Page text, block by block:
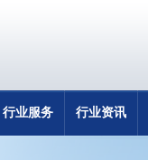
行业服务 行业资讯